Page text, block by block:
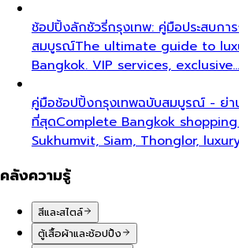
ช้อปปิ้งลักชัวรี่กรุงเทพ: คู่มือประสบก
สมบูรณ์The ultimate guide to
Bangkok. VIP services, exclusive…
คู่มือช้อปปิ้งกรุงเทพฉบับสมบูรณ์ - ย่า
ที่สุดComplete Bangkok
Sukhumvit, Siam, Thonglor,
คลังความรู้
สีและสไตล์
ตู้เสื้อผ้าและช้อปปิ้ง